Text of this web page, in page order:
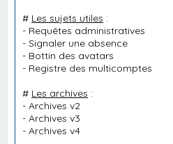
# Les sujets utiles :
- Requêtes administratives
-Signaler une absence
- Bottin des avatars
- Registre des multicomptes
# Les archives :
-Archives v2
-Archives v3
-Archives v4